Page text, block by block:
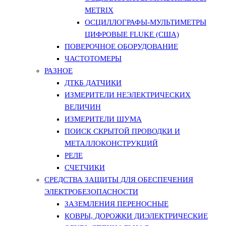
METRIX
ОСЦИЛЛОГРАФЫ-МУЛЬТИМЕТРЫ
ЦИФРОВЫЕ FLUKE (США)
ПОВЕРОЧНОЕ ОБОРУДОВАНИЕ
ЧАСТОТОМЕРЫ
РАЗНОЕ
ДТКБ ДАТЧИКИ
ИЗМЕРИТЕЛИ НЕЭЛЕКТРИЧЕСКИХ
ВЕЛИЧИН
ИЗМЕРИТЕЛИ ШУМА
ПОИСК СКРЫТОЙ ПРОВОДКИ И
МЕТАЛЛОКОНСТРУКЦИЙ
РЕЛЕ
СЧЕТЧИКИ
СРЕДСТВА ЗАЩИТЫ ДЛЯ ОБЕСПЕЧЕНИЯ
ЭЛЕКТРОБЕЗОПАСНОСТИ
ЗАЗЕМЛЕНИЯ ПЕРЕНОСНЫЕ
КОВРЫ, ДОРОЖКИ ДИЭЛЕКТРИЧЕСКИЕ